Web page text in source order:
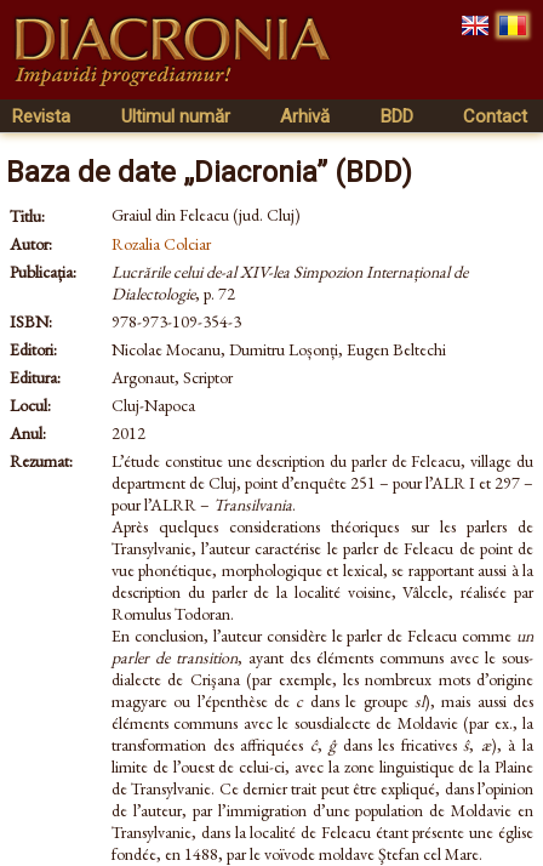
Revista Ultimul număr Arhivă BDD Contact
Baza de date „Diacronia” (BDD)
Titlu:
Graiul din Feleacu (jud. Cluj)
Autor:
Rozalia Colciar
Publicația:
Lucrările celui de-al XIV-lea Simpozion Internațional de
Dialectologie, p. 72
ISBN:
978-973-109-354-3
Editori:
Nicolae Mocanu, Dumitru Loșonți, Eugen Beltechi
Editura:
Argonaut, Scriptor
Locul:
Cluj-Napoca
Anul:
2012
Rezumat:
L’étude constitue une description du parler de Feleacu, village du
department de Cluj, point d’enquête 251 – pour l’ALR I et 297 –
pour l’ALRR – Transilvania.
Après quelques considerations théoriques sur les parlers de
Transylvanie, l’auteur caractérise le parler de Feleacu de point de
vue phonétique, morphologique et lexical, se rapportant aussi à la
description du parler de la localité voisine, Vâlcele, réalisée par
Romulus Todoran.
En conclusion, l’auteur considère le parler de Feleacu comme un
parler de transition, ayant des éléments communs avec le sous-
dialecte de Crişana (par exemple, les nombreux mots d’origine
magyare ou l’épenthèse de cdans le groupe sl), mais aussi des
éléments communs avec le sousdialecte de Moldavie (par ex., la
transformation des affriquées ĉ,ĝdans les fricativesŝ, æ), à la
limite de l’ouest de celui-ci, avec la zone linguistique de la Plaine
de Transylvanie. Ce dernier trait peut être expliqué, dans l’opinion
de l’auteur, par l’immigration d’une population de Moldavie en
Transylvanie, dans la localité de Feleacu étant présente une église
fondée, en 1488, par le voïvode moldave Ştefan cel Mare.